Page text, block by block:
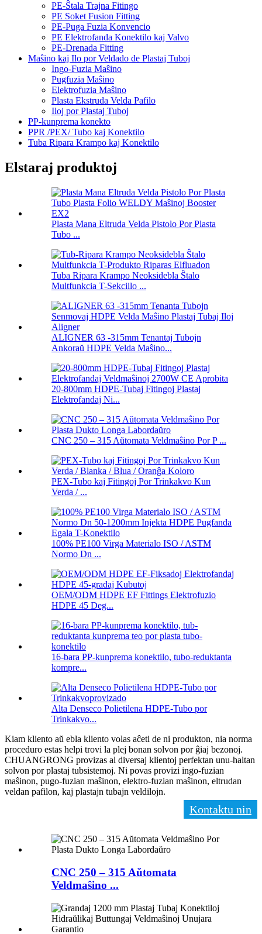
PE-Ŝtala Trajna Fitingo
PE Soket Fusion Fitting
PE-Puga Fuzia Konvencio
PE Elektrofanda Konektilo kaj Valvo
PE-Drenada Fitting
Maŝino kaj Ilo por Veldado de Plastaj Tuboj
Ingo-Fuzia Maŝino
Pugfuzia Maŝino
Elektrofuzia Maŝino
Plasta Ekstruda Velda Pafilo
Iloj por Plastaj Tuboj
PP-kunprema konekto
PPR /PEX/ Tubo kaj Konektilo
Tuba Ripara Krampo kaj Konektilo
Elstaraj produktoj
Plasta Mana Eltruda Velda Pistolo Por Plasta
Tubo ...
Tuba Ripara Krampo Neoksidebla Ŝtalo
Multfunkcia T-Sekciilo ...
ALIGNER 63 -315mm Tenantaj Tubojn
Ankoraŭ HDPE Velda Maŝino...
20-800mm HDPE-Tubaj Fitingoj Plastaj
Elektrofandaj Ni...
CNC 250 – 315 Aŭtomata Veldmaŝino Por P ...
PEX-Tubo kaj Fitingoj Por Trinkakvo Kun
Verda / ...
100% PE100 Virga Materialo ISO / ASTM
Normo Dn ...
OEM/ODM HDPE EF Fittings Elektrofuzio
HDPE 45 Deg...
16-bara PP-kunprema konektilo, tubo-reduktanta
kompre...
Alta Denseco Polietilena HDPE-Tubo por
Trinkakvo...
Kiam kliento aŭ ebla kliento volas aĉeti de ni produkton, nia norma
proceduro estas helpi trovi la plej bonan solvon por ĝiaj bezonoj.
CHUANGRONG provizas al diversaj klientoj perfektan unu-haltan
solvon por plastaj tubsistemoj. Ni povas provizi ingo-fuzian
maŝinon, pugo-fuzian maŝinon, elektro-fuzian maŝinon, eltrudan
veldan pafilon, kaj plastajn tubajn veldilojn.
Kontaktu nin
CNC 250 – 315 Aŭtomata
Veldmaŝino ...